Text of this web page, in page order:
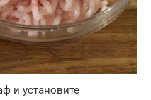
и установите